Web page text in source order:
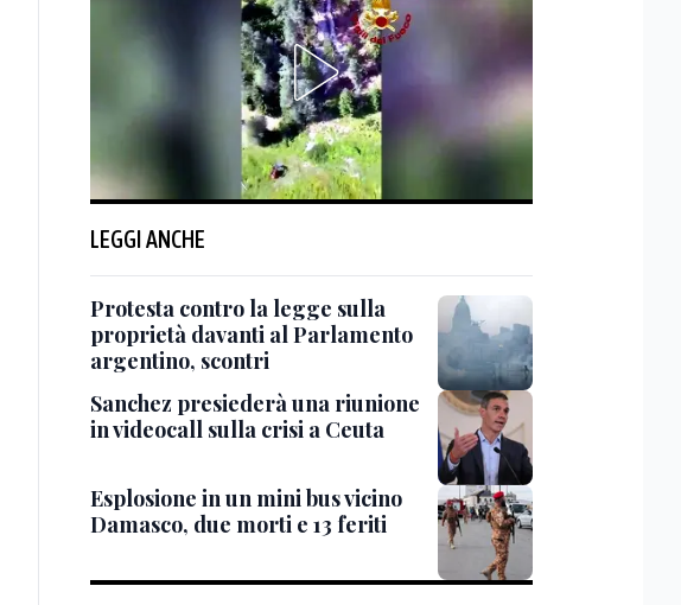
LEGGI ANCHE
Protesta contro la legge sulla
proprietà davanti al Parlamento
argentino, scontri
Sanchez presiederà una riunione
in videocall sulla crisi a Ceuta
Esplosione in un mini bus vicino
Damasco, due morti e 13 feriti